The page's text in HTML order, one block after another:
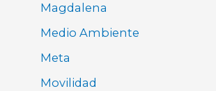
Magdalena
Medio Ambiente
Meta
Movilidad